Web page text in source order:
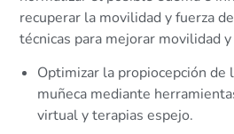
recuperar la movilidad y fuerza
técnicas para mejorar movilidad
Optimizar la propiocepción de
muñeca mediante
virtual y terapias espejo.